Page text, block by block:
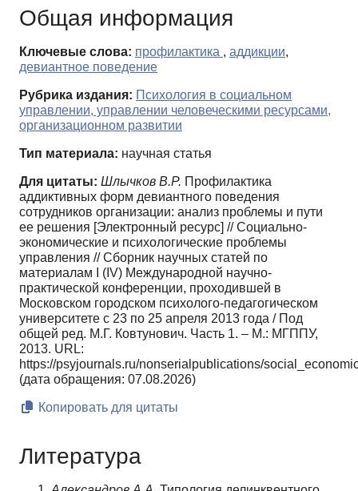
Общая информация
Ключевые слова: профилактика , аддикции,
девиантное поведение
Рубрика издания: Психология в социальном
управлении, управлении человеческими ресурсами,
организационном развитии
Тип материала: научная статья
Для цитаты: Шлычков В.Р. Профилактика
аддиктивных форм девиантного поведения
сотрудников организации: анализ проблемы и пути
ее решения [Электронный ресурс] // Социально-
экономические и психологические проблемы
управления // Сборник научных статей по
материалам I (IV) Международной научно-
практической конференции, проходившей в
Московском городском психолого-педагогическом
университете с 23 по 25 апреля 2013 года / Под
общей ред. М.Г. Ковтунович. Часть 1. – М.: МГППУ,
2013. URL:
https://psyjournals.ru/nonserialpublications/
(дата обращения: 07.08.2026)
Копировать для цитаты
Литература